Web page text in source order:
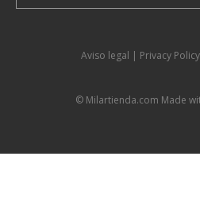
Aviso legal | Privacy
© Milartienda.com Made